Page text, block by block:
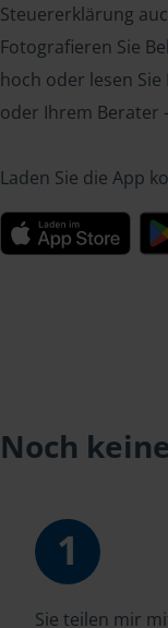
Steuererklärung
Fotografieren Sie
hoch oder lesen
oder Ihrem Berater
Laden Sie die App
Noch
1
Sie teilen mir